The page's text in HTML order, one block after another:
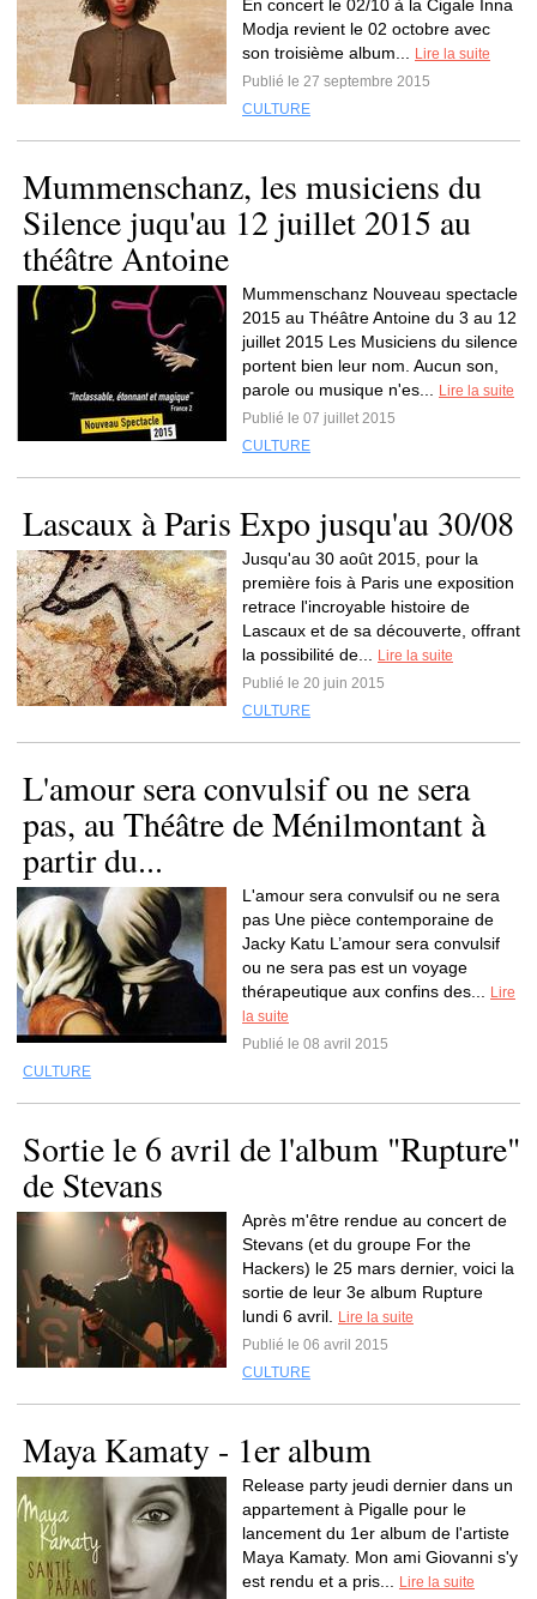
En concert le 02/10 à la Cigale Inna
Modja revient le 02 octobre avec
son troisième album...
Lire la suite
Publié le 27 septembre 2015
CULTURE
Mummenschanz, les musiciens du
Silence juqu'au 12 juillet 2015 au
théâtre Antoine
Mummenschanz Nouveau spectacle
2015 au Théâtre Antoine du 3 au 12
juillet 2015 Les Musiciens du silence
portent bien leur nom. Aucun son,
parole ou musique n'es...
Lire la suite
Publié le 07 juillet 2015
CULTURE
Lascaux à Paris Expo jusqu'au 30/08
Jusqu'au 30 août 2015, pour la
première fois à Paris une exposition
retrace l'incroyable histoire de
Lascaux et de sa découverte, offrant
la possibilité de...
Lire la suite
Publié le 20 juin 2015
CULTURE
L'amour sera convulsif ou ne sera
pas, au Théâtre de Ménilmontant à
partir du...
L'amour sera convulsif ou ne sera
pas Une pièce contemporaine de
Jacky Katu L’amour sera convulsif
ou ne sera pas est un voyage
thérapeutique aux confins des...
Lire
la suite
Publié le 08 avril 2015
CULTURE
Sortie le 6 avril de l'album "Rupture"
de Stevans
Après m'être rendue au concert de
Stevans (et du groupe For the
Hackers) le 25 mars dernier, voici la
sortie de leur 3e album Rupture
lundi 6 avril.
Lire la suite
Publié le 06 avril 2015
CULTURE
Maya Kamaty - 1er album
Release party jeudi dernier dans un
appartement à Pigalle pour le
lancement du 1er album de l'artiste
Maya Kamaty. Mon ami Giovanni s'y
est rendu et a pris...
Lire la suite